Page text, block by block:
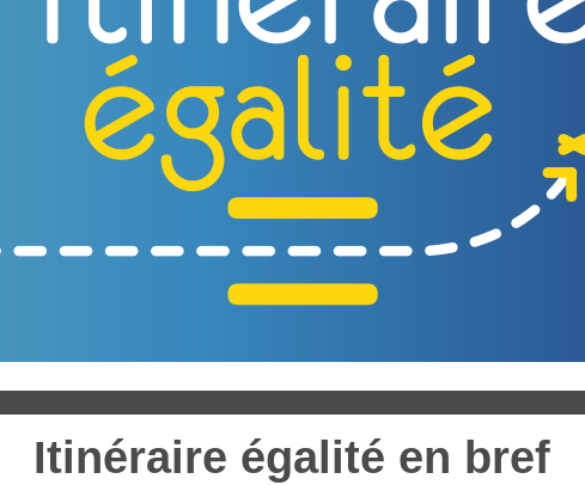
Itinéraire égalité en bref